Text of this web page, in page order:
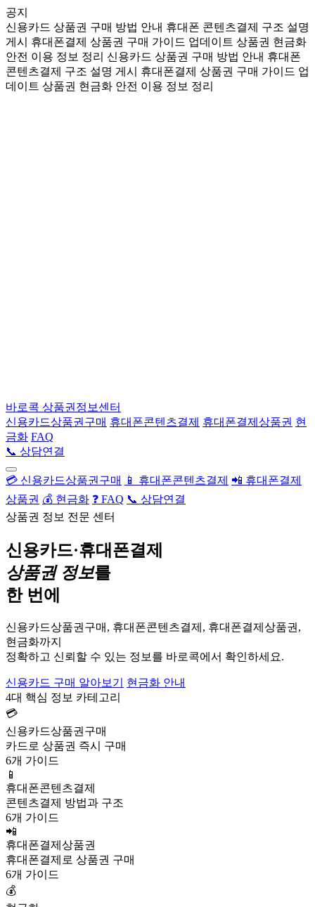
공지
신용카드 상품권 구매 방법 안내 휴대폰 콘텐츠결제 구조 설명
게시
휴대폰결제 상품권 구매 가이드 업데이트 상품권 현금화
안전 이용 정보 정리 신용카드 상품권 구매 방법 안내 휴대폰
콘텐츠결제 구조 설명 게시
휴대폰결제 상품권 구매 가이드 업
데이트 상품권 현금화 안전 이용 정보 정리
바로콕 상품권정보센터
신용카드상품권구매 휴대폰콘텐츠결제 휴대폰결제상품권 현
금화 FAQ
📞 상담연결
💳 신용카드상품권구매 📱 휴대폰콘텐츠결제 📲 휴대폰결제
상품권 💰 현금화 ❓ FAQ 📞 상담연결
상품권 정보 전문 센터
신용카드·휴대폰결제
상품권 정보를
한 번에
신용카드상품권구매, 휴대폰콘텐츠결제, 휴대폰결제상품권,
현금화까지
정확하고 신뢰할 수 있는 정보를 바로콕에서 확인하세요.
신용카드 구매 알아보기
현금화 안내
4대 핵심 정보 카테고리
💳
신용카드상품권구매
카드로 상품권 즉시 구매
6개 가이드
📱
휴대폰콘텐츠결제
콘텐츠결제 방법과 구조
6개 가이드
📲
휴대폰결제상품권
휴대폰결제로 상품권 구매
6개 가이드
💰